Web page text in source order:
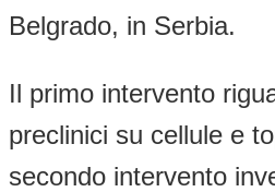
Belgrado, in Serbia.
Il primo intervento
preclinici su cellule e
secondo intervento